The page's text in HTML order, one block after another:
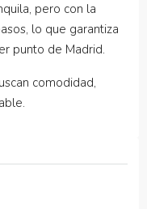
pero con la
lo que garantiza
punto de Madrid.
comodidad,